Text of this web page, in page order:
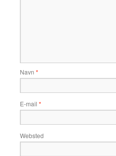
Navn *
E-mail *
Websted